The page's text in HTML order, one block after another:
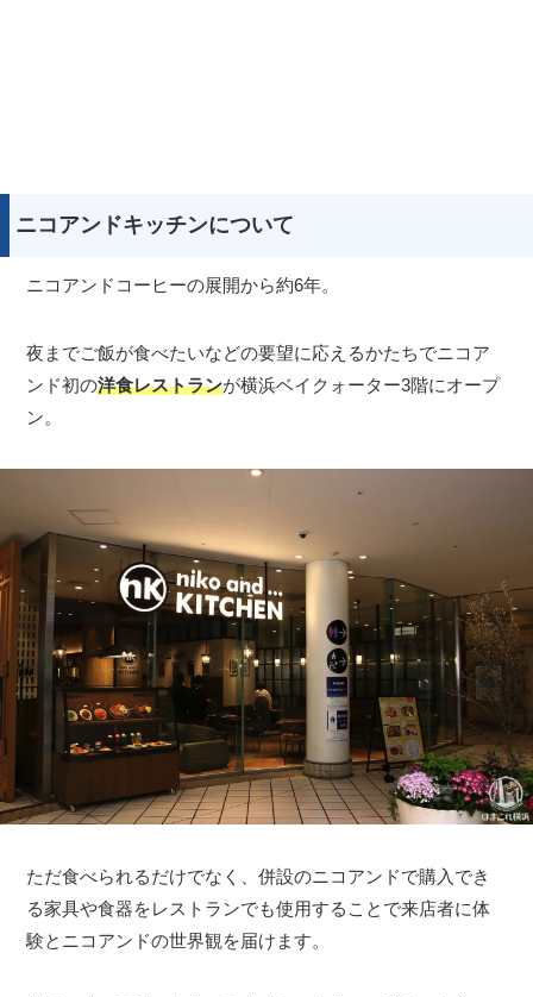
ニコアンドキッチンについて
ニコアンドコーヒーの展開から約6年。
夜までご飯が食べたいなどの要望に応えるかたちでニコア
ンド初の洋食レストランが横浜ベイクォーター3階にオープ
ン。
ただ食べられるだけでなく、併設のニコアンドで購入でき
る家具や食器をレストランでも使用することで来店者に体
験とニコアンドの世界観を届けます。